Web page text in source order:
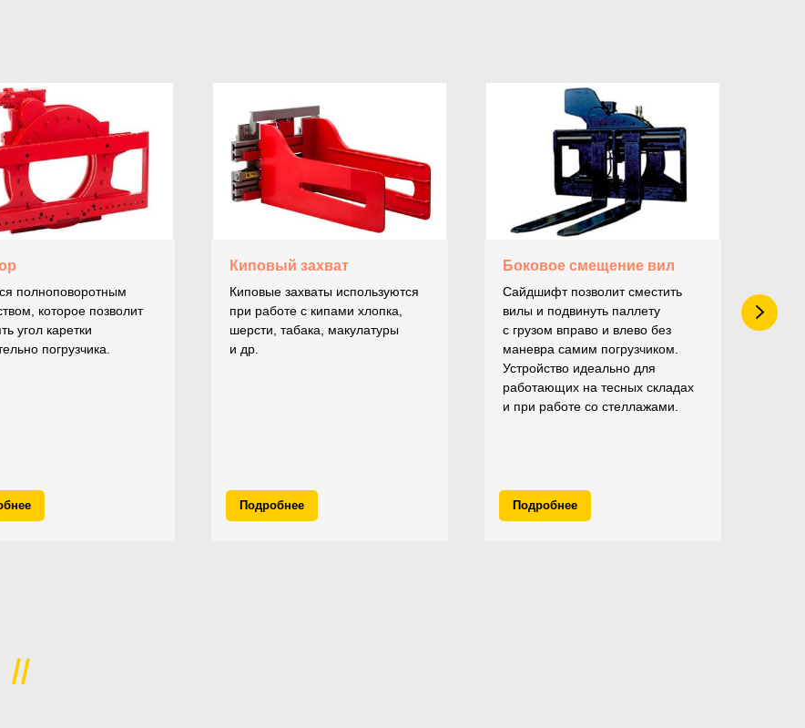
полноповоротным
которое позволит
угол каретки
погрузчика.
Киповый захват
Киповые захваты используются
при работе с кипами хлопка,
шерсти, табака, макулатуры
и др.
Подробнее
Боковое смещение вил
Сайдшифт позволит сместить
вилы и подвинуть паллету
с грузом вправо и влево без
маневра самим погрузчиком.
Устройство идеально для
работающих на тесных складах
и при работе со стеллажами.
Подробнее